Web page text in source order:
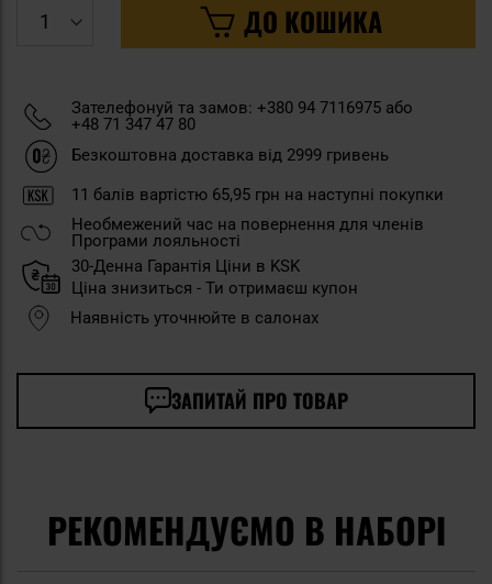
ДО КОШИКА
Зателефонуй та замов: +380 94 7116975 або
+48 71 347 47 80
Безкоштовна доставка від 2999 гривень
11 балів вартістю 65,95 грн на наступні покупки
Необмежений час на повернення для членів
Програми лояльності
30-Денна Гарантія Ціни в KSK
Ціна знизиться - Ти отримаєш купон
Наявність уточнюйте в салонах
ЗАПИТАЙ ПРО ТОВАР
РЕКОМЕНДУЄМО В НАБОРІ